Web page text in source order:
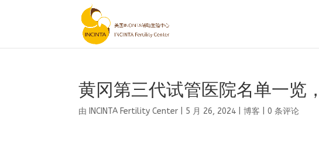
黄冈第三代试管医院名单一览
由 INCINTA Fertility Center 5 月 26, 2024 |博客 |0 条评论